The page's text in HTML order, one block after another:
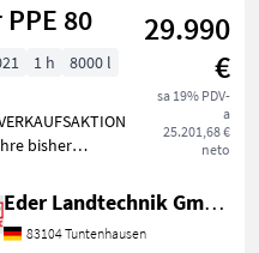
80
29.990
€
sa 19% PDV-
a
25.201,68 €
neto
1 h 8000 l
bisher
ltr. GFK-
-
Eder Landtechnik GmbH
83104 Tuntenhausen